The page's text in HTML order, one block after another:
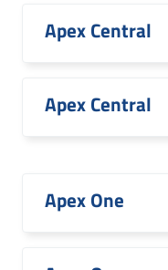
Apex Central
Apex Central
Apex One